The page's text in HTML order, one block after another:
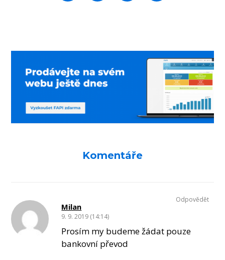
Komentáře
Milan
9. 9. 2019 (14:14)
Prosím my budeme žádat pouze
bankovní převod
Odpovědět